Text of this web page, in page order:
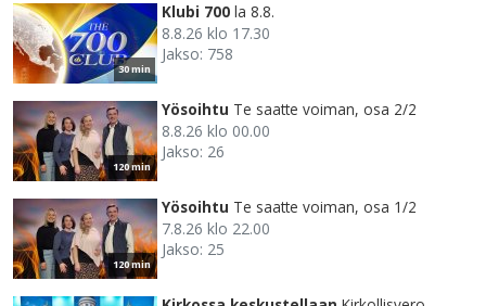
30 min
Klubi 700 la 8.8.
8.8.26 klo 17.30
Jakso: 758
120 min
Yösoihtu Te saatte voiman, osa 2/2
8.8.26 klo 00.00
Jakso: 26
120 min
Yösoihtu Te saatte voiman, osa 1/2
7.8.26 klo 22.00
Jakso: 25